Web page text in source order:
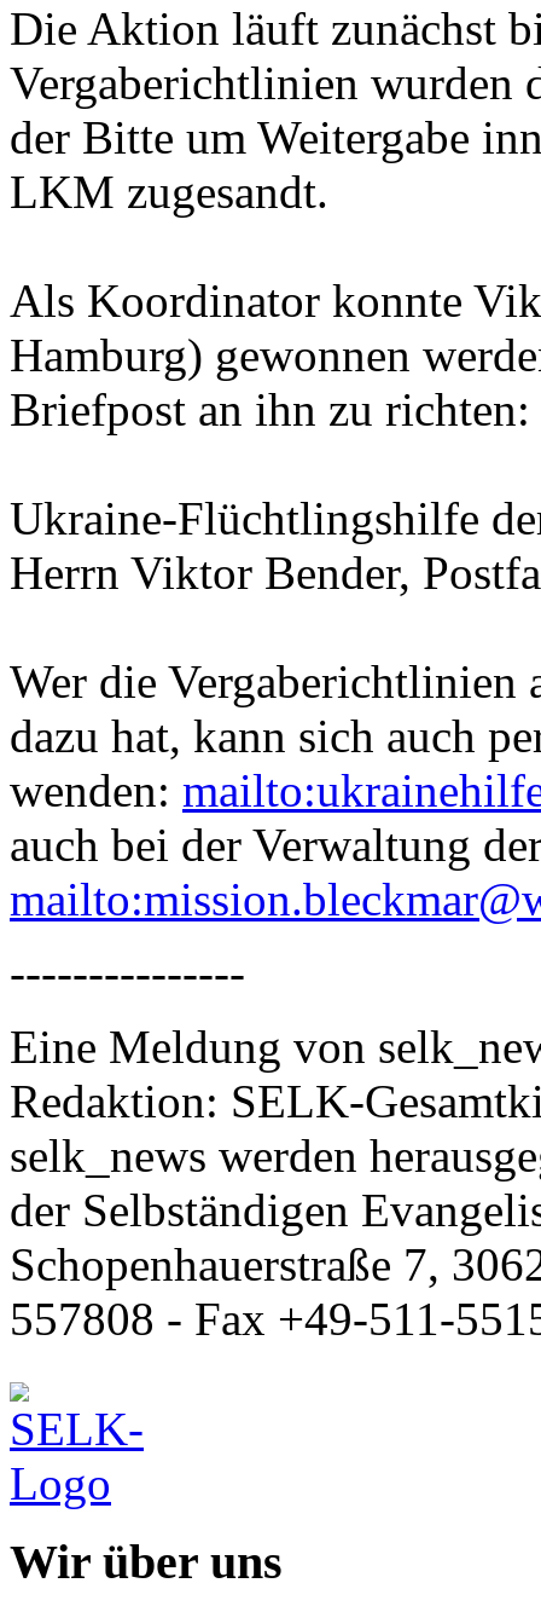
Die Aktion läuft zunächst
Vergaberichtlinien wurden
der Bitte um Weitergabe
LKM zugesandt.
Als Koordinator konnte
Hamburg) gewonnen
Briefpost an ihn zu richten:
Ukraine-Flüchtlingshilfe
Herrn Viktor Bender,
Wer die Vergaberichtlinien
dazu hat, kann sich auch
wenden: mailto:
auch bei der Verwaltung
mailto:
---------------
Eine Meldung von
Redaktion: SELK-
selk_news werden
der Selbständigen
Schopenhauerstraße 7,
557808 - Fax +49-511-
Wir über uns